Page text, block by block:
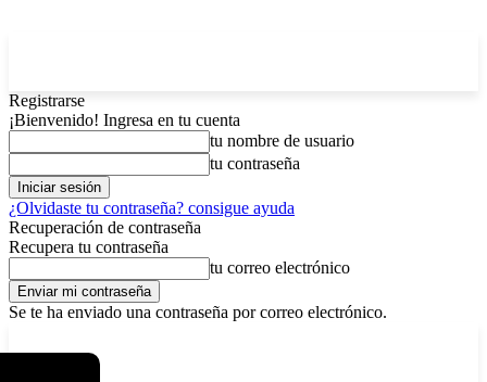
Registrarse
¡Bienvenido! Ingresa en tu cuenta
tu nombre de usuario
tu contraseña
¿Olvidaste tu contraseña? consigue ayuda
Recuperación de contraseña
Recupera tu contraseña
tu correo electrónico
Se te ha enviado una contraseña por correo electrónico.